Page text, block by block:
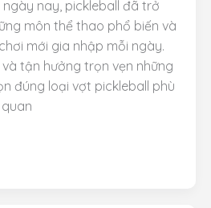
nay, pickleball đã trở
môn thể thao phổ biến và
mới gia nhập mỗi ngày.
tận hưởng trọn vẹn những
đúng loại vợt pickleball phù